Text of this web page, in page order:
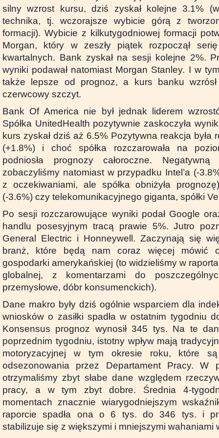
silny wzrost kursu, dziś zyskał kolejne 3.1%
technika, tj. wczorajsze wybicie górą z
formacji). Wybicie z kilkutygodniowej formacji
Morgan, który w zeszły piątek rozpoczął
kwartalnych. Bank zyskał na sesji kolejne 2%.
wyniki podawał natomiast Morgan Stanley. I w
także lepsze od prognoz, a kurs banku
czerwcowy szczyt.
Bank Of America nie był jednak liderem
Spółka UnitedHealth pozytywnie zaskoczyła
kurs zyskał dziś aż 6.5% Pozytywna reakcja była
(+1.8%) i choć spółka rozczarowała na
podniosła prognozy całoroczne.
zobaczyliśmy natomiast w przypadku Intel’a (-
z oczekiwaniami, ale spółka obniżyła
(-3.6%) czy telekomunikacyjnego giganta, spółki
Po sesji rozczarowujące wyniki podał Google
handlu posesyjnym tracą prawie 5%. Jutro
General Electric i Honneywell. Zaczynają się
branż, które będą nam coraz więcej mówić
gospodarki amerykańskiej (to widzieliśmy w
globalnej, z komentarzami do
przemysłowe, dóbr konsumenckich).
Dane makro były dziś ogólnie wsparciem dla
wniosków o zasiłki spadła w ostatnim tygodniu
Konsensus prognoz wynosił 345 tys. Na te
poprzednim tygodniu, istotny wpływ mają
motoryzacyjnej w tym okresie roku, które
odsezonowania przez Departament Pracy. W
otrzymaliśmy zbyt słabe dane względem
pracy, a w tym zbyt dobre. Średnia 4-
momentach znacznie wiarygodniejszym
raporcie spadła ona o 6 tys. do 346 tys. i
stabilizuje się z większymi i mniejszymi wahaniami